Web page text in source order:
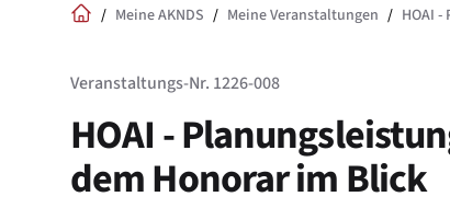
/ Meine AKNDS / Meine Veranstaltungen / HOAI
Veranstaltungs-Nr. 1226-008
HOAI -
dem Honorar im Blick